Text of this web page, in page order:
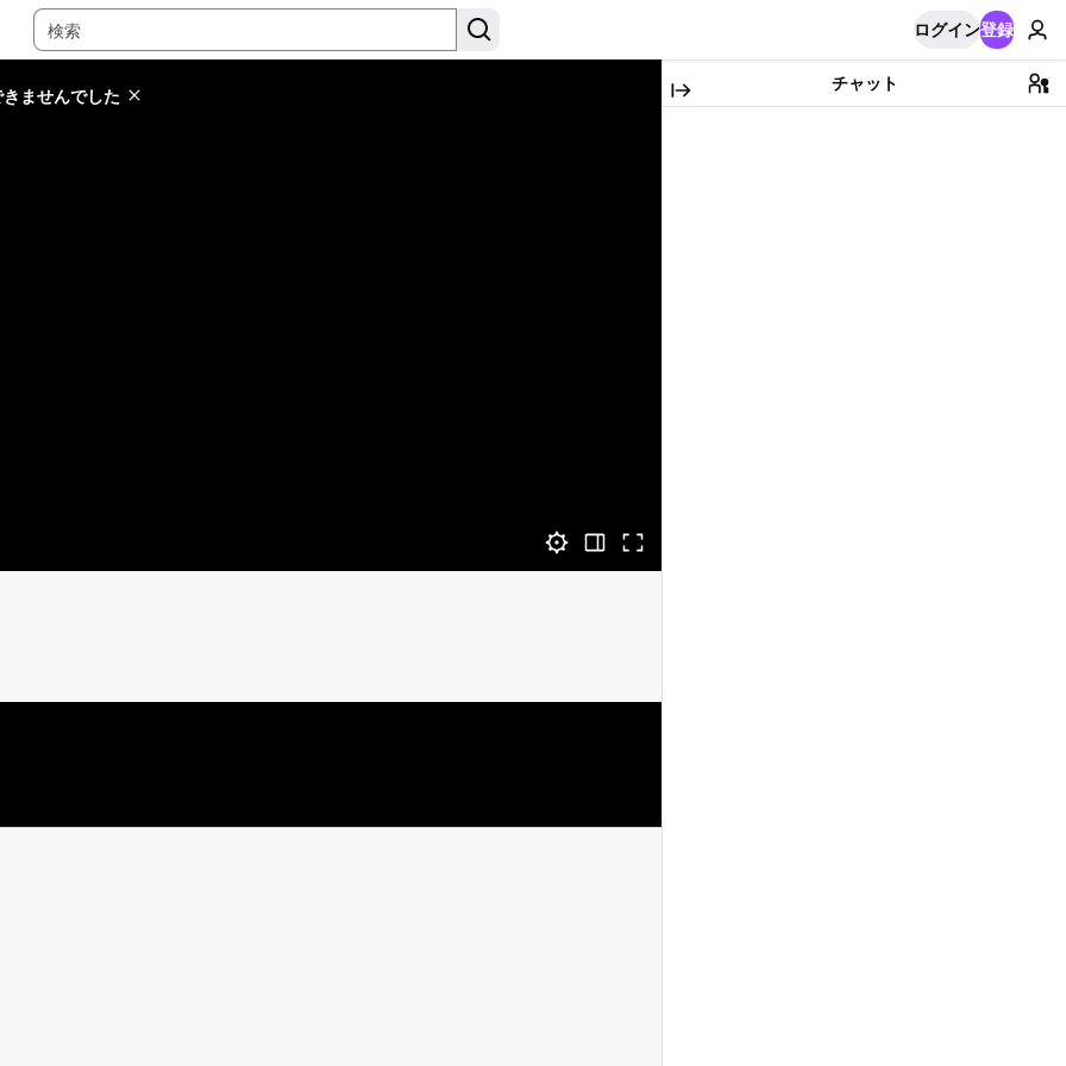
ログイン登録
ませんでした
チャット